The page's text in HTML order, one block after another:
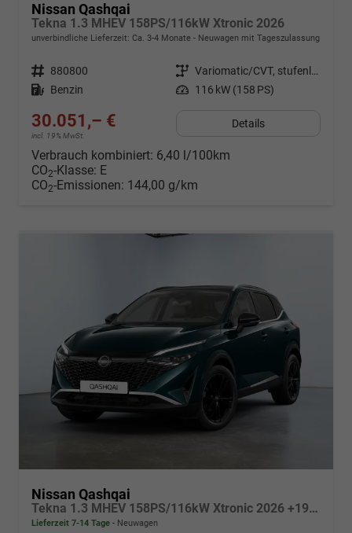
Nissan Qashqai
Tekna 1.3 MHEV 158PS/116kW Xtronic 2026
unverbindliche Lieferzeit: Ca. 3-4 Monate Neuwagen mit Tageszulassung
Fahrzeugnr. 880800 Getriebe
Variomatic/CVT, stufenlos
Kraftstoff Benzin Leistung 116 kW (158 PS)
30.051,– €
incl. 19% MwSt.
Details
Verbrauch kombiniert: 6,40 l/100km
CO2-Klasse: E
CO2-Emissionen: 144,00 g/km
Nissan Qashqai
Tekna 1.3 MHEV 158PS/116kW Xtronic 2026 +19" ALU+BHZ. LENKRAD+SHZ
Lieferzeit 7-14 Tage Neuwagen